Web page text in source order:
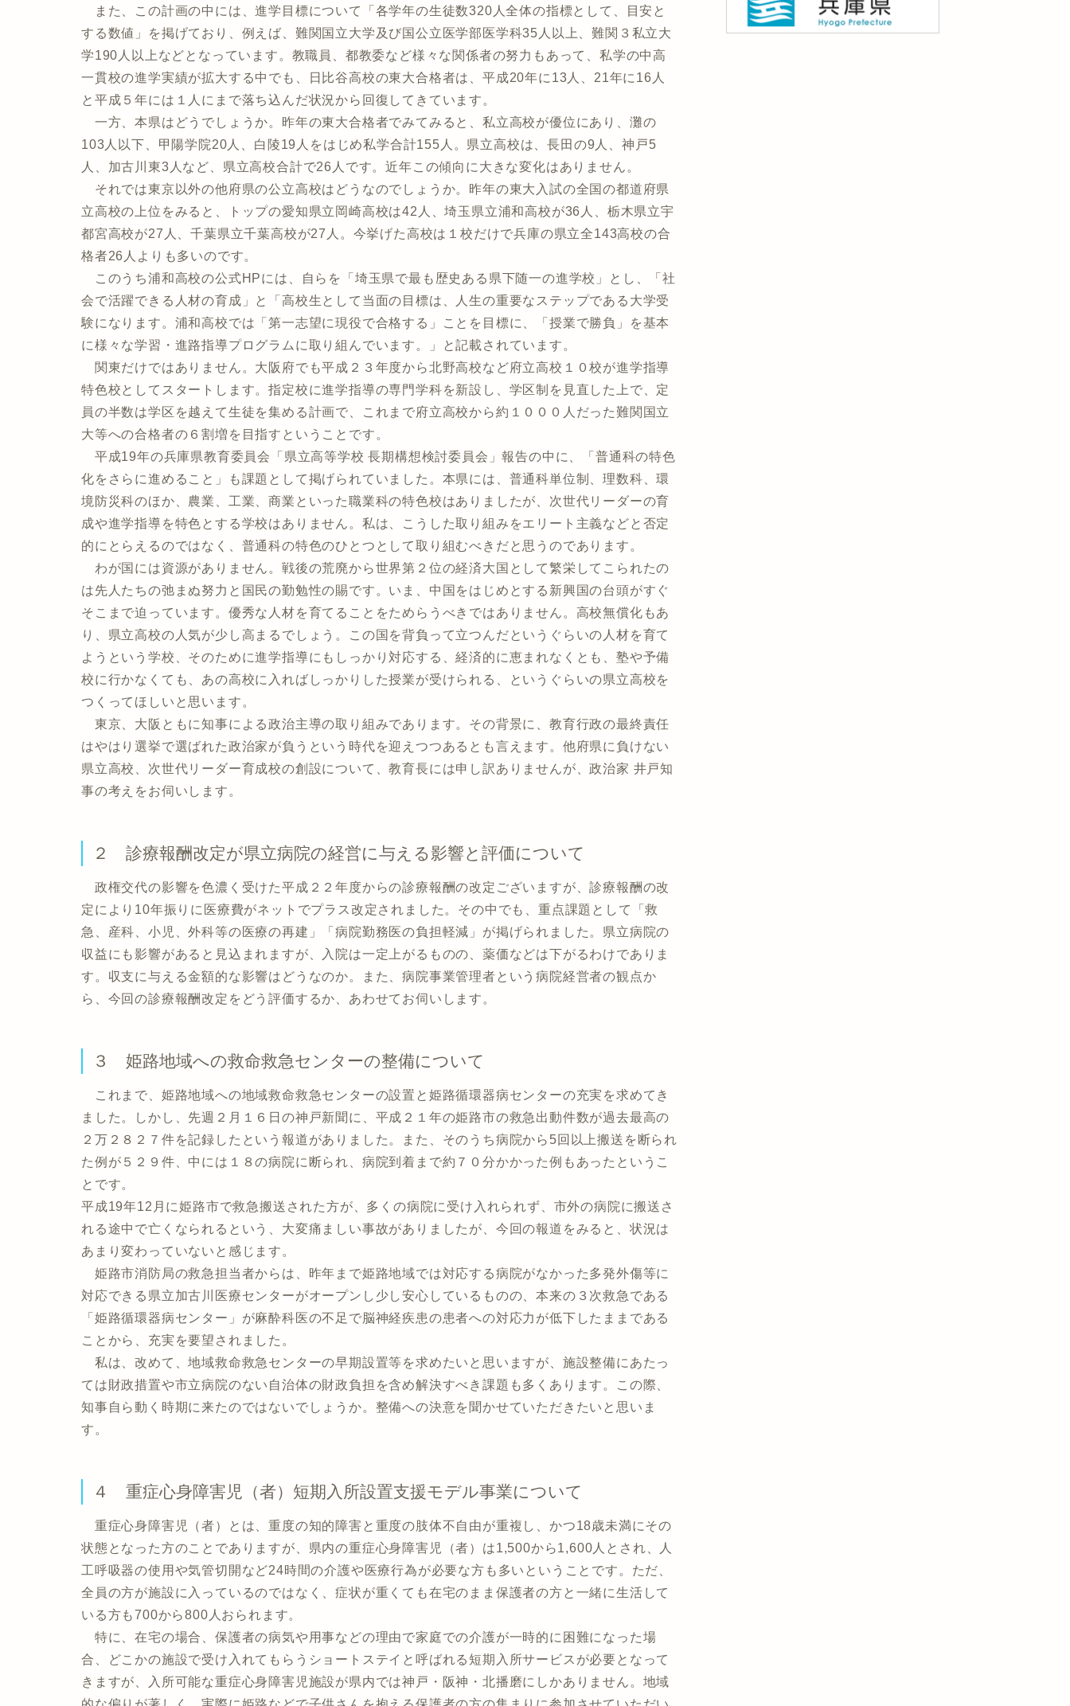
また、この計画の中には、進学目標について「各学年の生徒数320人全体の指標として、目安と
する数値」を掲げており、例えば、難関国立大学及び国公立医学部医学科35人以上、難関３私立大
学190人以上などとなっています。教職員、都教委など様々な関係者の努力もあって、私学の中高
一貫校の進学実績が拡大する中でも、日比谷高校の東大合格者は、平成20年に13人、21年に16人
と平成５年には１人にまで落ち込んだ状況から回復してきています。
一方、本県はどうでしょうか。昨年の東大合格者でみてみると、私立高校が優位にあり、灘の
103人以下、甲陽学院20人、白陵19人をはじめ私学合計155人。県立高校は、長田の9人、神戸5
人、加古川東3人など、県立高校合計で26人です。近年この傾向に大きな変化はありません。
それでは東京以外の他府県の公立高校はどうなのでしょうか。昨年の東大入試の全国の都道府県
立高校の上位をみると、トップの愛知県立岡崎高校は42人、埼玉県立浦和高校が36人、栃木県立宇
都宮高校が27人、千葉県立千葉高校が27人。今挙げた高校は１校だけで兵庫の県立全143高校の合
格者26人よりも多いのです。
このうち浦和高校の公式HPには、自らを「埼玉県で最も歴史ある県下随一の進学校」とし、「社
会で活躍できる人材の育成」と「高校生として当面の目標は、人生の重要なステップである大学受
験になります。浦和高校では「第一志望に現役で合格する」ことを目標に、「授業で勝負」を基本
に様々な学習・進路指導プログラムに取り組んでいます。」と記載されています。
関東だけではありません。大阪府でも平成２３年度から北野高校など府立高校１０校が進学指導
特色校としてスタートします。指定校に進学指導の専門学科を新設し、学区制を見直した上で、定
員の半数は学区を越えて生徒を集める計画で、これまで府立高校から約１０００人だった難関国立
大等への合格者の６割増を目指すということです。
平成19年の兵庫県教育委員会「県立高等学校 長期構想検討委員会」報告の中に、「普通科の特色
化をさらに進めること」も課題として掲げられていました。本県には、普通科単位制、理数科、環
境防災科のほか、農業、工業、商業といった職業科の特色校はありましたが、次世代リーダーの育
成や進学指導を特色とする学校はありません。私は、こうした取り組みをエリート主義などと否定
的にとらえるのではなく、普通科の特色のひとつとして取り組むべきだと思うのであります。
わが国には資源がありません。戦後の荒廃から世界第２位の経済大国として繁栄してこられたの
は先人たちの弛まぬ努力と国民の勤勉性の賜です。いま、中国をはじめとする新興国の台頭がすぐ
そこまで迫っています。優秀な人材を育てることをためらうべきではありません。高校無償化もあ
り、県立高校の人気が少し高まるでしょう。この国を背負って立つんだというぐらいの人材を育て
ようという学校、そのために進学指導にもしっかり対応する、経済的に恵まれなくとも、塾や予備
校に行かなくても、あの高校に入ればしっかりした授業が受けられる、というぐらいの県立高校を
つくってほしいと思います。
東京、大阪ともに知事による政治主導の取り組みであります。その背景に、教育行政の最終責任
はやはり選挙で選ばれた政治家が負うという時代を迎えつつあるとも言えます。他府県に負けない
県立高校、次世代リーダー育成校の創設について、教育長には申し訳ありませんが、政治家 井戸知
事の考えをお伺いします。
２ 診療報酬改定が県立病院の経営に与える影響と評価について
政権交代の影響を色濃く受けた平成２２年度からの診療報酬の改定ございますが、診療報酬の改
定により10年振りに医療費がネットでプラス改定されました。その中でも、重点課題として「救
急、産科、小児、外科等の医療の再建」「病院勤務医の負担軽減」が掲げられました。県立病院の
収益にも影響があると見込まれますが、入院は一定上がるものの、薬価などは下がるわけでありま
す。収支に与える金額的な影響はどうなのか。また、病院事業管理者という病院経営者の観点か
ら、今回の診療報酬改定をどう評価するか、あわせてお伺いします。
３ 姫路地域への救命救急センターの整備について
これまで、姫路地域への地域救命救急センターの設置と姫路循環器病センターの充実を求めてき
ました。しかし、先週２月１６日の神戸新聞に、平成２１年の姫路市の救急出動件数が過去最高の
２万２８２７件を記録したという報道がありました。また、そのうち病院から5回以上搬送を断られ
た例が５２９件、中には１８の病院に断られ、病院到着まで約７０分かかった例もあったというこ
とです。
平成19年12月に姫路市で救急搬送された方が、多くの病院に受け入れられず、市外の病院に搬送さ
れる途中で亡くなられるという、大変痛ましい事故がありましたが、今回の報道をみると、状況は
あまり変わっていないと感じます。
姫路市消防局の救急担当者からは、昨年まで姫路地域では対応する病院がなかった多発外傷等に
対応できる県立加古川医療センターがオープンし少し安心しているものの、本来の３次救急である
「姫路循環器病センター」が麻酔科医の不足で脳神経疾患の患者への対応力が低下したままである
ことから、充実を要望されました。
私は、改めて、地域救命救急センターの早期設置等を求めたいと思いますが、施設整備にあたっ
ては財政措置や市立病院のない自治体の財政負担を含め解決すべき課題も多くあります。この際、
知事自ら動く時期に来たのではないでしょうか。整備への決意を聞かせていただきたいと思いま
す。
４ 重症心身障害児（者）短期入所設置支援モデル事業について
重症心身障害児（者）とは、重度の知的障害と重度の肢体不自由が重複し、かつ18歳未満にその
状態となった方のことでありますが、県内の重症心身障害児（者）は1,500から1,600人とされ、人
工呼吸器の使用や気管切開など24時間の介護や医療行為が必要な方も多いということです。ただ、
全員の方が施設に入っているのではなく、症状が重くても在宅のまま保護者の方と一緒に生活して
いる方も700から800人おられます。
特に、在宅の場合、保護者の病気や用事などの理由で家庭での介護が一時的に困難になった場
合、どこかの施設で受け入れてもらうショートステイと呼ばれる短期入所サービスが必要となって
きますが、入所可能な重症心身障害児施設が県内では神戸・阪神・北播磨にしかありません。地域